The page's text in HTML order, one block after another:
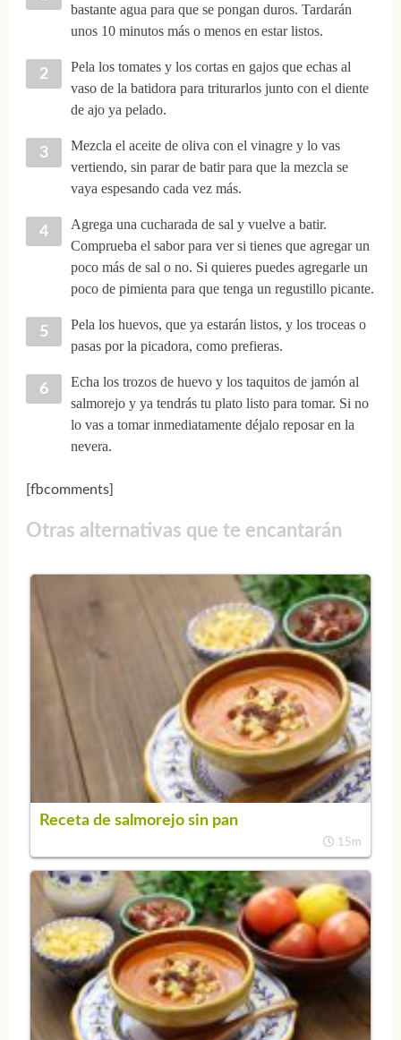
bastante agua para que se pongan duros. Tardarán
unos 10 minutos más o menos en estar listos.
Pela los tomates y los cortas en gajos que echas al
vaso de la batidora para triturarlos junto con el diente
de ajo ya pelado.
Mezcla el aceite de oliva con el vinagre y lo vas
vertiendo, sin parar de batir para que la mezcla se
vaya espesando cada vez más.
Agrega una cucharada de sal y vuelve a batir.
Comprueba el sabor para ver si tienes que agregar un
poco más de sal o no. Si quieres puedes agregarle un
poco de pimienta para que tenga un regustillo picante.
Pela los huevos, que ya estarán listos, y los troceas o
pasas por la picadora, como prefieras.
Echa los trozos de huevo y los taquitos de jamón al
salmorejo y ya tendrás tu plato listo para tomar. Si no
lo vas a tomar inmediatamente déjalo reposar en la
nevera.
[fbcomments]
Otras alternativas que te encantarán
Receta de salmorejo sin pan
15m